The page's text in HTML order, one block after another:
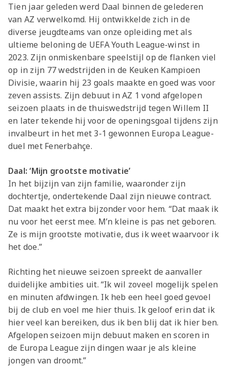
AZ Clubkaart
Uitregistratie
Resale
Praktische
informatie
Zet wedstrijden
in je agenda
AZ Vrouwen
seizoenkaart
Jong AZ
Seizoenkaart
AZ
Nieuws
video's
AZ
Jeugdopleiding
AZ
Business
Jongens
Onder 12
Onder 11
AZ Jeugd
Meiden
Nieuws
Foundation
Werken bij AZ
Nieuws
Tien jaar geleden werd Daal binnen de gelederen
van AZ verwelkomd. Hij ontwikkelde zich in de
diverse jeugdteams van onze opleiding met als
ultieme beloning de UEFA Youth League-winst in
2023. Zijn onmiskenbare speelstijl op de flanken viel
op in zijn 77 wedstrijden in de Keuken Kampioen
Divisie, waarin hij 23 goals maakte en goed was voor
zeven assists. Zijn debuut in AZ 1 vond afgelopen
seizoen plaats in de thuiswedstrijd tegen Willem II
en later tekende hij voor de openingsgoal tijdens zijn
invalbeurt in het met 3-1 gewonnen Europa League-
duel met Fenerbahçe.
Daal: ‘Mijn grootste motivatie’
In het bijzijn van zijn familie, waaronder zijn
dochtertje, ondertekende Daal zijn nieuwe contract.
Dat maakt het extra bijzonder voor hem. “Dat maak ik
nu voor het eerst mee. M’n kleine is pas net geboren.
Ze is mijn grootste motivatie, dus ik weet waarvoor ik
het doe.”
Richting het nieuwe seizoen spreekt de aanvaller
duidelijke ambities uit. “Ik wil zoveel mogelijk spelen
en minuten afdwingen. Ik heb een heel goed gevoel
bij de club en voel me hier thuis. Ik geloof erin dat ik
hier veel kan bereiken, dus ik ben blij dat ik hier ben.
Afgelopen seizoen mijn debuut maken en scoren in
de Europa League zijn dingen waar je als kleine
jongen van droomt.”